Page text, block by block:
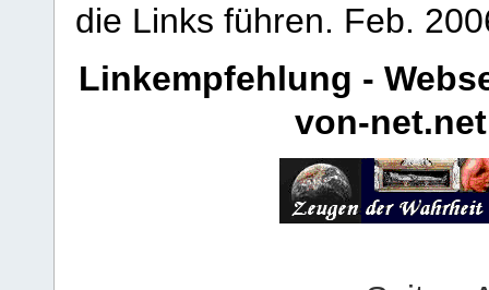
die Links führen. Feb.
Linkempfehlung -
von-net.net